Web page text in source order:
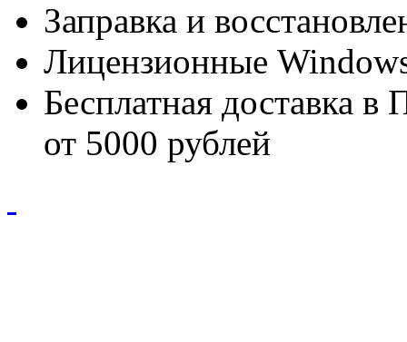
Заправка и
Лицензионные
Бесплатная доставка в
от 5000 рублей